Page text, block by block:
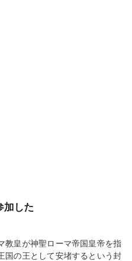
加した
教皇が神聖ローマ帝国皇帝を指
国の王として安堵するという封